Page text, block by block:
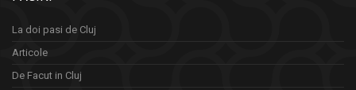
La doi pasi de Cluj
Articole
De Facut in Cluj